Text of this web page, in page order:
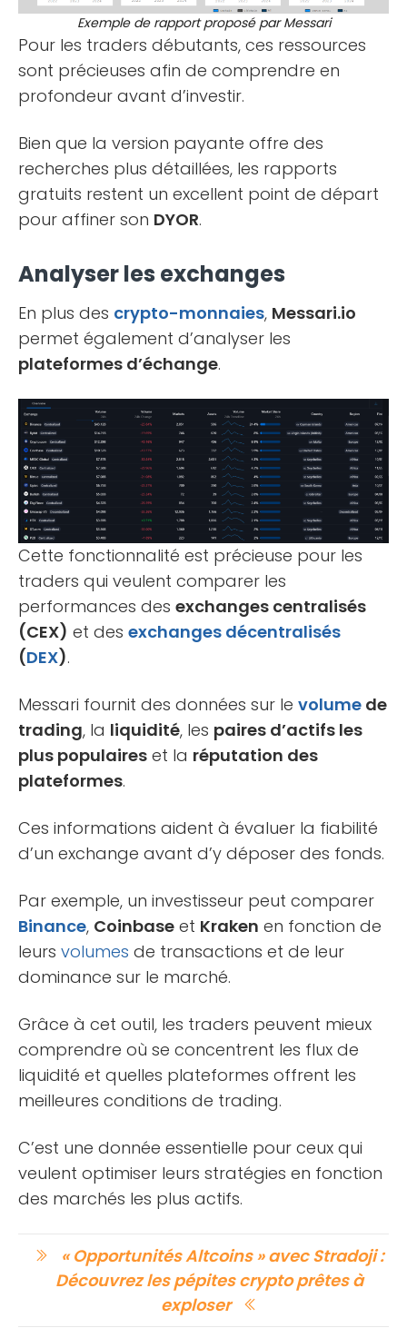
Exemple de rapport proposé par Messari
Pour les traders débutants, ces ressources
sont précieuses afin de comprendre en
profondeur avant d’investir.
Bien que la version payante offre des
recherches plus détaillées, les rapports
gratuits restent un excellent point de départ
pour affiner son DYOR.
Analyser les exchanges
En plus des crypto-monnaies, Messari.io
permet également d’analyser les
plateformes d’échange.
Cette fonctionnalité est précieuse pour les
traders qui veulent comparer les
performances des exchanges centralisés
(CEX) et des exchanges décentralisés
(DEX).
Messari fournit des données sur le volume de
trading, la liquidité, les paires d’actifs les
plus populaires et la réputation des
plateformes.
Ces informations aident à évaluer la fiabilité
d’un exchange avant d’y déposer des fonds.
Par exemple, un investisseur peut comparer
Binance, Coinbase et Kraken en fonction de
leurs volumes de transactions et de leur
dominance sur le marché.
Grâce à cet outil, les traders peuvent mieux
comprendre où se concentrent les flux de
liquidité et quelles plateformes offrent les
meilleures conditions de trading.
C’est une donnée essentielle pour ceux qui
veulent optimiser leurs stratégies en fonction
des marchés les plus actifs.
« Opportunités Altcoins » avec Stradoji :
Découvrez les pépites crypto prêtes à
exploser